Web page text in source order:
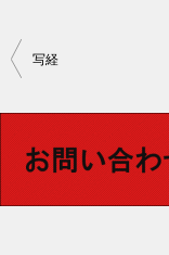
投
ビ
写経